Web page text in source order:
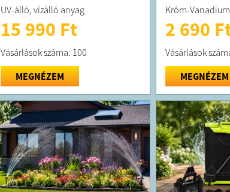
UV-álló, vízálló anyag
15 990 Ft
Vásárlások száma: 100
MEGNÉZEM
Króm-
2 690
Vásárlások
MEGNÉZEM